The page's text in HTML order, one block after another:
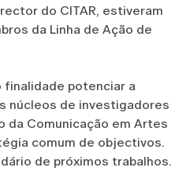
do CITAR, estiveram
da Linha de Ação de
potenciar a
núcleos de investigadores
da Comunicação em Artes
comum de objectivos.
de próximos trabalhos.